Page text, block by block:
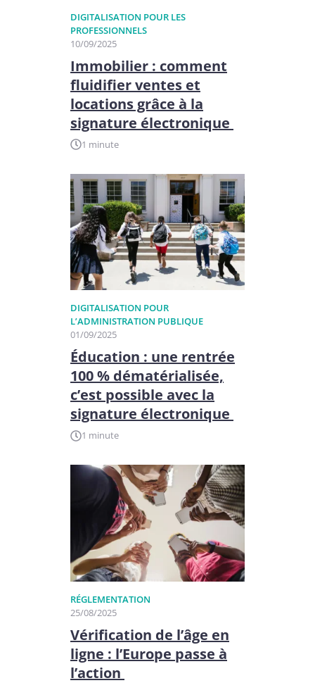
DIGITALISATION POUR LES
PROFESSIONNELS
10/09/2025
Immobilier : comment
fluidifier ventes et
locations grâce à la
signature électronique
1 minute
DIGITALISATION POUR
L’ADMINISTRATION PUBLIQUE
01/09/2025
Éducation : une rentrée
100 % dématérialisée,
c’est possible avec la
signature électronique
1 minute
RÉGLEMENTATION
25/08/2025
Vérification de l’âge en
ligne : l’Europe passe à
l’action